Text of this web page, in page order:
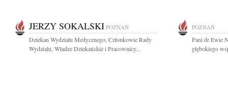
JERZY SOKALSKI POZNAŃ
Dziekan Wydziału Medycznego, Członkowie Rady
Wydziału, Władze Dziekańskie i Pracownicy...
POZNAŃ
Pani dr Ewie
głębokiego